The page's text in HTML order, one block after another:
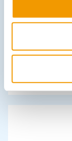
11.84 excl. btw